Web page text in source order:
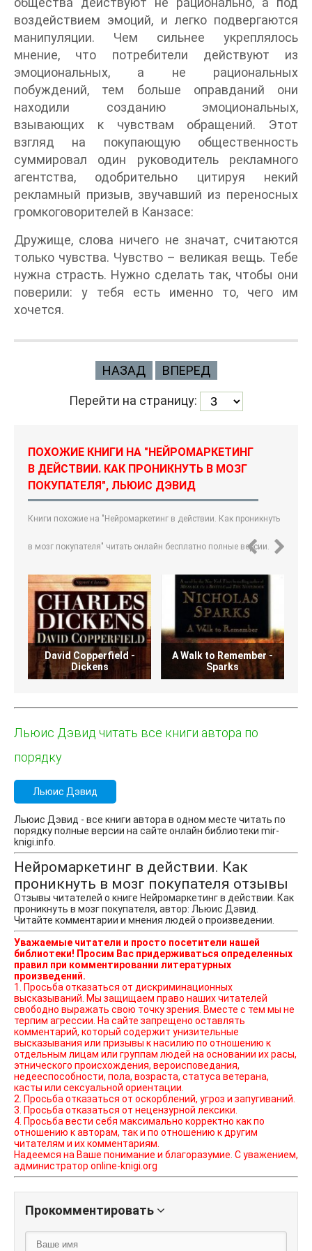
воздействием эмоций, и легко подвергаются
манипуляции. Чем сильнее укреплялось
мнение, что потребители действуют из
эмоциональных, а не рациональных
побуждений, тем больше оправданий они
находили созданию эмоциональных,
взывающих к чувствам обращений. Этот
взгляд на покупающую общественность
суммировал один руководитель рекламного
агентства, одобрительно цитируя некий
рекламный призыв, звучавший из переносных
громкоговорителей в Канзасе:
Дружище, слова ничего не значат, считаются
только чувства. Чувство – великая вещь. Тебе
нужна страсть. Нужно сделать так, чтобы они
поверили: у тебя есть именно то, чего им
хочется.
НАЗАД ВПЕРЕД
Перейти на страницу:
ПОХОЖИЕ КНИГИ НА "НЕЙРОМАРКЕТИНГ
В ДЕЙСТВИИ. КАК ПРОНИКНУТЬ В МОЗГ
ПОКУПАТЕЛЯ", ЛЬЮИС ДЭВИД
Книги похожие на "Нейромаркетинг в действии. Как проникнуть
в мозг покупателя" читать онлайн бесплатно полные версии.
David Copperfield -
Dickens
A Walk to Remember -
Sparks
Льюис Дэвид читать все книги автора по
порядку
Льюис Дэвид
Льюис Дэвид - все книги автора в одном месте читать по
порядку полные версии на сайте онлайн библиотеки mir-
knigi.info.
Нейромаркетинг в действии. Как
проникнуть в мозг покупателя отзывы
Отзывы читателей о книге Нейромаркетинг в действии. Как
проникнуть в мозг покупателя, автор: Льюис Дэвид.
Читайте комментарии и мнения людей о произведении.
Уважаемые читатели и просто посетители нашей
библиотеки! Просим Вас придерживаться определенных
правил при комментировании литературных
произведений.
1. Просьба отказаться от дискриминационных
высказываний. Мы защищаем право наших читателей
свободно выражать свою точку зрения. Вместе с тем мы не
терпим агрессии. На сайте запрещено оставлять
комментарий, который содержит унизительные
высказывания или призывы к насилию по отношению к
отдельным лицам или группам людей на основании их расы,
этнического происхождения, вероисповедания,
недееспособности, пола, возраста, статуса ветерана,
касты или сексуальной ориентации.
2. Просьба отказаться от оскорблений, угроз и запугиваний.
3. Просьба отказаться от нецензурной лексики.
4. Просьба вести себя максимально корректно как по
отношению к авторам, так и по отношению к другим
читателям и их комментариям.
Надеемся на Ваше понимание и благоразумие. С уважением,
администратор online-knigi.org
Прокомментировать